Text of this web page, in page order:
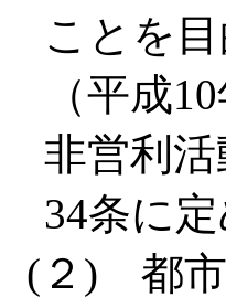
ことを
（平成
非営利
34条に
(２) 都市